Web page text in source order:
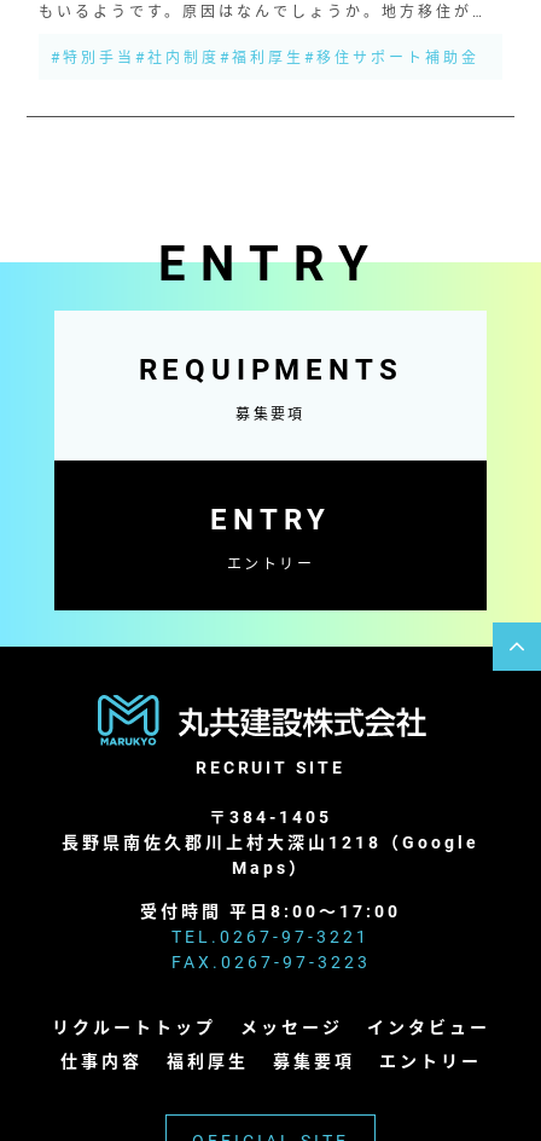
もいるようです。原因はなんでしょうか。地方移住が失
住を後悔させる3つの要因 念願の地...
#特別手当#社内制度#福利厚生#移住サポート補助金
ENTRY
REQUIPMENTS
募集要項
ENTRY
エントリー
RECRUIT SITE
〒384-1405
長野県南佐久郡川上村大深山1218（Google
Maps）
受付時間 平日8:00～17:00
TEL. 0267-97-3221
FAX.0267-97-3223
リクルートトップ メッセージ
インタビュー
仕事内容
福利厚生 募集要項 エントリー